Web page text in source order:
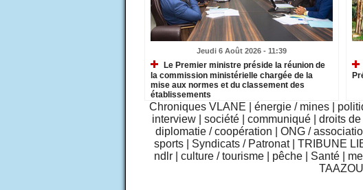
Jeudi 6 Août 2026 - 11:39
Le Premier ministre préside la réunion de
la commission ministérielle chargée de la
mise aux normes et du classement des
établissements
Chroniques VLANE énergie / mines
interview
société communiqué droits
diplomatie / coopération
ONG /
sports
Syndicats / Patronat TRIBUNE
ndlr
culture / tourisme pêche Santé